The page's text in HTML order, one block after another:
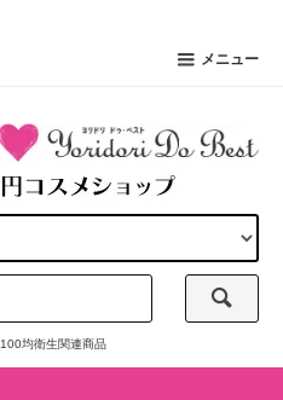
メニュー
100均衛生関連商品